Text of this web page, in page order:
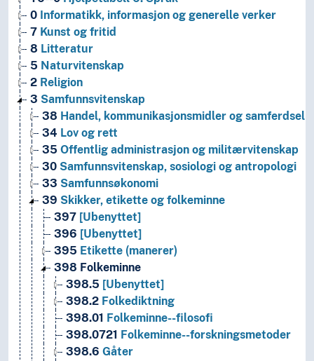
0 Informatikk, informasjon og generelle verker
7 Kunst og fritid
8 Litteratur
5 Naturvitenskap
2 Religion
3 Samfunnsvitenskap
38 Handel, kommunikasjonsmidler og samferdsel
34 Lov og rett
35 Offentlig administrasjon og militærvitenskap
30 Samfunnsvitenskap, sosiologi og antropologi
33 Samfunnsøkonomi
39 Skikker, etikette og folkeminne
397 [Ubenyttet]
396 [Ubenyttet]
395 Etikette (manerer)
398 Folkeminne
398.5 [Ubenyttet]
398.2 Folkediktning
398.01 Folkeminne--filosofi
398.0721 Folkeminne--forskningsmetoder
398.6 Gåter